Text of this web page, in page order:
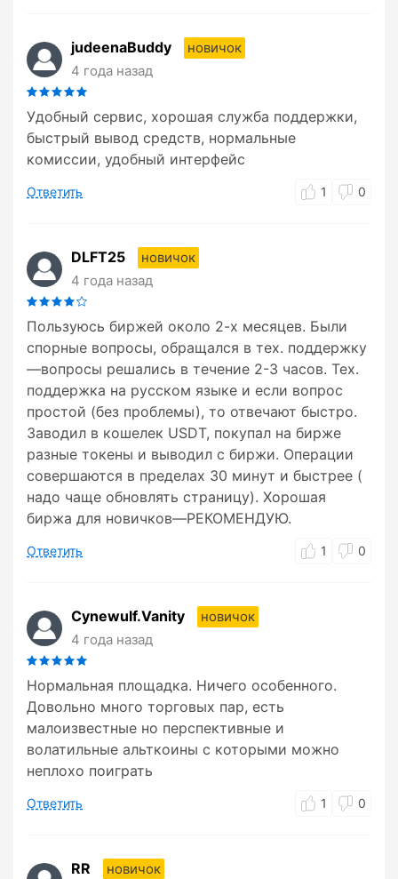
judeenaBuddy
новичок
4 года назад
Удобный сервис, хорошая служба поддержки,
быстрый вывод средств, нормальные
комиссии, удобный интерфейс
Ответить 1 0
DLFT25
новичок
4 года назад
Пользуюсь биржей около 2-х месяцев. Были
спорные вопросы, обращался в тех. поддержку
—вопросы решались в течение 2-3 часов. Тех.
поддержка на русском языке и если вопрос
простой (без проблемы), то отвечают быстро.
Заводил в кошелек USDT, покупал на бирже
разные токены и выводил с биржи. Операции
совершаются в пределах 30 минут и быстрее (
надо чаще обновлять страницу). Хорошая
биржа для новичков—РЕКОМЕНДУЮ.
Ответить 1 0
Cynewulf.Vanity
новичок
4 года назад
Нормальная площадка. Ничего особенного.
Довольно много торговых пар, есть
малоизвестные но перспективные и
волатильные альткоины с которыми можно
неплохо поиграть
Ответить 1 0
RR
новичок